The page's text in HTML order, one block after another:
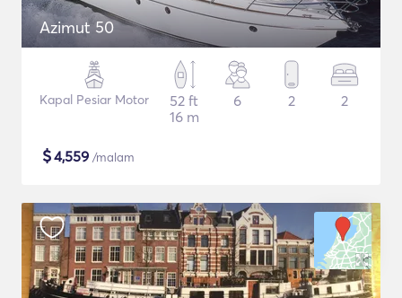
Azimut 50
Kapal Pesiar Motor
52 ft
16 m
6 2 2
$4,559 /malam